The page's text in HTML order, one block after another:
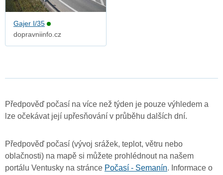
Gajer I/35
dopravniinfo.cz
Předpověď počasí na více než týden je pouze výhledem a
lze očekávat její upřesňování v průběhu dalších dní.
Předpověď počasí (vývoj srážek, teplot, větru nebo
oblačnosti) na mapě si můžete prohlédnout na našem
portálu Ventusky na stránce Počasí - Semanín. Informace o